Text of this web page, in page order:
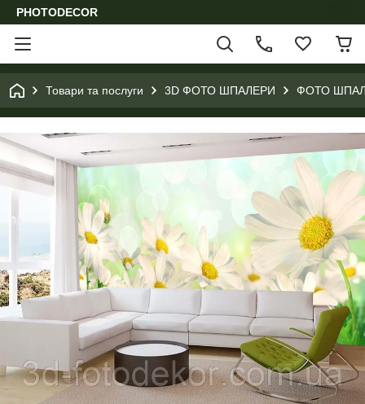
PHOTODECOR
Товари та послуги 3D ФОТО ШПАЛЕРИ ФОТО